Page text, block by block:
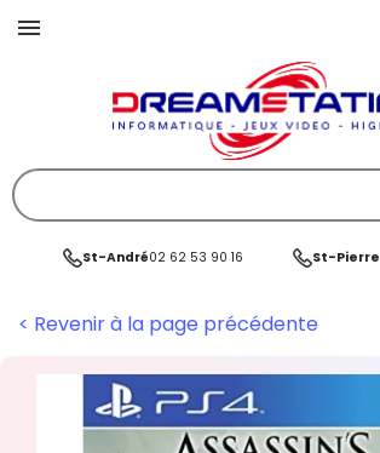
St-André02 62 53 90 16 St-Pierre
< Revenir à la page précédente